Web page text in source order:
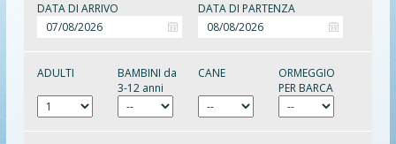
DATA DI ARRIVO DATA DI PARTENZA
ADULTI
BAMBINI da
3-12 anni
CANE
ORMEGGIO
PER BARCA